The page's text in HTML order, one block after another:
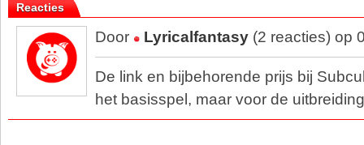
Reacties
Door Lyricalfantasy (2 reacties) op
De link en bijbehorende prijs bij
het basisspel, maar voor de